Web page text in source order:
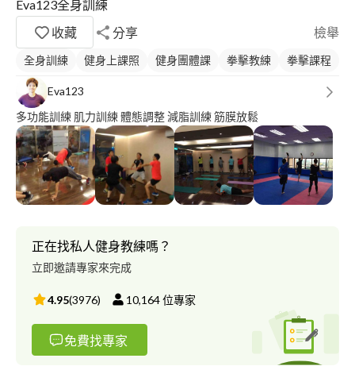
Eva123全身訓練
收藏
分享 檢舉
全身訓練 健身上課照 健身團體課 拳擊教練 拳擊課程
Eva123
多功能訓練 肌力訓練 體態調整 減脂訓練 筋膜放鬆
正在找私人健身教練嗎？
立即邀請專家來完成
4.95(3976) 10,164位專家
免費找專家